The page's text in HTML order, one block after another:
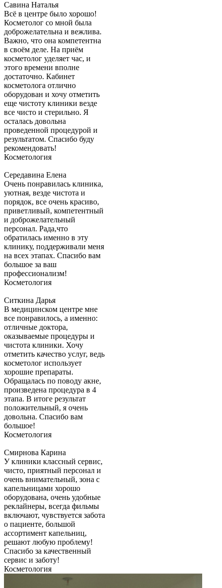
Савина Наталья
Всё в центре было хорошо!
Косметолог со мной была
доброжелательна и вежлива.
Важно, что она компетентна
в своём деле. На приём
косметолог уделяет час, и
этого времени вполне
достаточно. Кабинет
косметолога отлично
оборудован и хочу отметить
еще чистоту клиники везде
все чисто и стерильно. Я
осталась довольна
проведенной процедурой и
результатом. Спасибо буду
рекомендовать!
Косметология
Середавина Елена
Очень понравилась клиника,
уютная, везде чистота и
порядок, все очень красиво,
приветливый, компетентный
и доброжелательный
персонал. Рада,что
обратилась именно в эту
клинику, поддерживали меня
на всех этапах. Спасибо вам
большое за ваш
профессионализм!
Косметология
Ситкина Дарья
В медицинском центре мне
все понравилось, а именно:
отличные доктора,
оказываемые процедуры и
чистота клиники. Хочу
отметить качество услуг, ведь
косметолог использует
хорошие препараты.
Обращалась по поводу акне,
произведена процедура в 4
этапа. В итоге результат
положительный, я очень
довольна. Спасибо вам
большое!
Косметология
Смирнова Карина
У клиники классный сервис,
чисто, приятный персонал и
очень внимательный, зона с
капельницами хорошо
оборудована, очень удобные
реклайнеры, всегда фильмы
включают, чувствуется забота
о пациенте, большой
ассортимент капельниц,
решают любую проблему!
Спасибо за качественный
сервис и заботу!
Косметология